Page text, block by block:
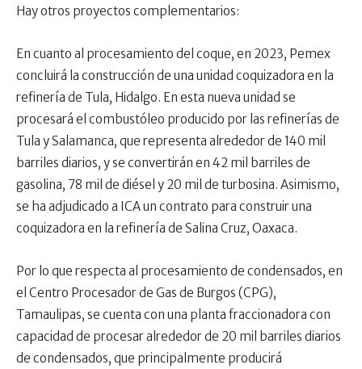
Hay otros proyectos complementarios:
En cuanto al procesamiento del coque, en 2023, Pemex
concluirá la construcción de una unidad coquizadora en la
refinería de Tula, Hidalgo. En esta nueva unidad se
procesará el combustóleo producido por las refinerías de
Tula y Salamanca, que representa alrededor de 140 mil
barriles diarios, y se convertirán en 42 mil barriles de
gasolina, 78 mil de diésel y 20 mil de turbosina. Asimismo,
se ha adjudicado a ICA un contrato para construir una
coquizadora en la refinería de Salina Cruz, Oaxaca.
Por lo que respecta al procesamiento de condensados, en
el Centro Procesador de Gas de Burgos (CPG),
Tamaulipas, se cuenta con una planta fraccionadora con
capacidad de procesar alrededor de 20 mil barriles diarios
de condensados, que principalmente producirá